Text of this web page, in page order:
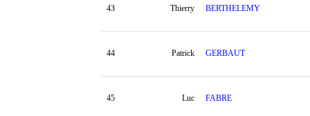
43 Thierry BERTHELEMY
44 Patrick GERBAUT
45 Luc FABRE